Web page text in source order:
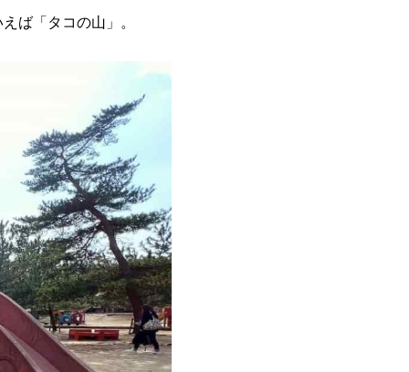
ば「タコの山」。